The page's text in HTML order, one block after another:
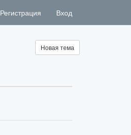
Регистрация Вход
Новая тема